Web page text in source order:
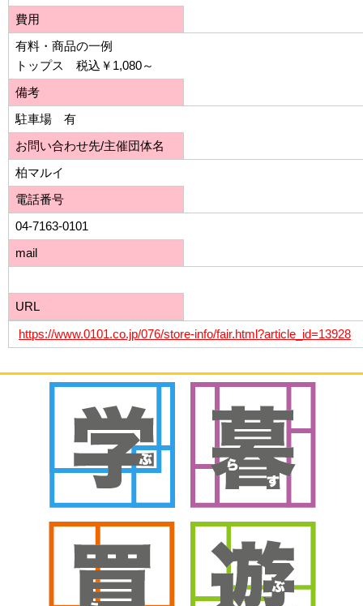
費用
有料・商品の一例
トップス 税込￥1,080～
備考
駐車場 有
お問い合わせ先/主催団体名
柏マルイ
電話番号
04-7163-0101
mail
URL
https://www.0101.co.jp/076/store-info/fair.html?article_id=13928